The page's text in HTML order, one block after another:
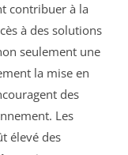
contribuer à la
à des solutions
seulement une
la mise en
des
Les
élevé des